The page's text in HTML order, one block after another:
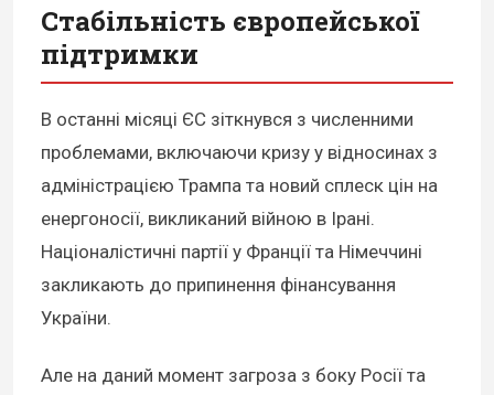
Стабільність європейської
підтримки
В останні місяці ЄС зіткнувся з численними
проблемами, включаючи кризу у відносинах з
адміністрацією Трампа та новий сплеск цін на
енергоносії, викликаний війною в Ірані.
Націоналістичні партії у Франції та Німеччині
закликають до припинення фінансування
України.
Але на даний момент загроза з боку Росії та